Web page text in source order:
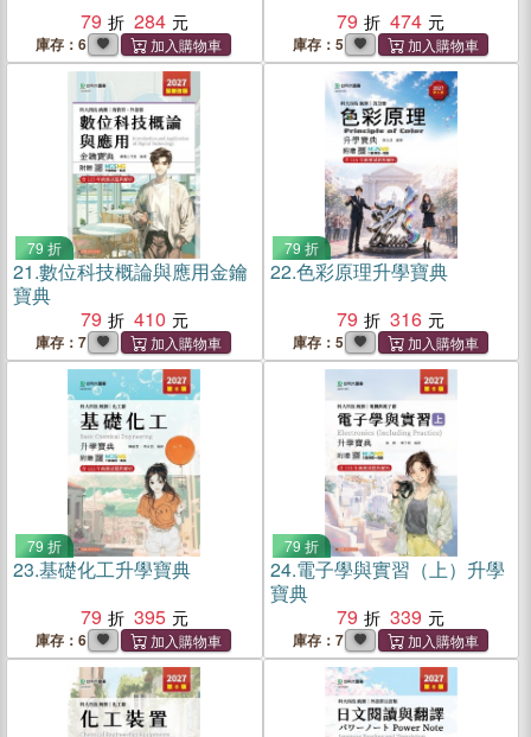
79 284
庫存：6
79 474
庫存：5
79 折
21.數位科技概論與應用金鑰
寶典
79
410
庫存：7
79 折
22.色彩原理升學寶典
79
316
庫存：5
79 折
23.基礎化工升學寶典
79
395
庫存：6
79 折
24.電子學與實習（上）升學
寶典
79
339
庫存：7